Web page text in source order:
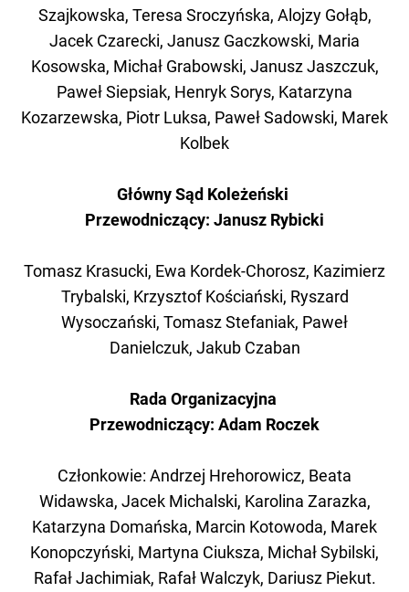
Szajkowska, Teresa Sroczyńska, Alojzy Gołąb,
Jacek Czarecki, Janusz Gaczkowski, Maria
Kosowska, Michał Grabowski, Janusz Jaszczuk,
Paweł Siepsiak, Henryk Sorys, Katarzyna
Kozarzewska, Piotr Luksa, Paweł Sadowski, Marek
Kolbek
Główny Sąd Koleżeński
Przewodniczący: Janusz Rybicki
Tomasz Krasucki, Ewa Kordek-Chorosz, Kazimierz
Trybalski, Krzysztof Kościański, Ryszard
Wysoczański, Tomasz Stefaniak, Paweł
Danielczuk, Jakub Czaban
Rada Organizacyjna
Przewodniczący: Adam Roczek
Członkowie: Andrzej Hrehorowicz, Beata
Widawska, Jacek Michalski, Karolina Zarazka,
Katarzyna Domańska, Marcin Kotowoda, Marek
Konopczyński, Martyna Ciuksza, Michał Sybilski,
Rafał Jachimiak, Rafał Walczyk, Dariusz Piekut.